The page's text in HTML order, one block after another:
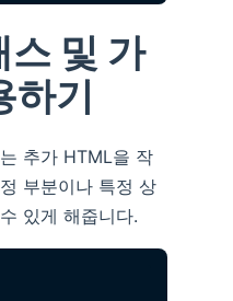
스 및 가
하기
추가 HTML을 작
부분이나 특정 상
있게 해줍니다.